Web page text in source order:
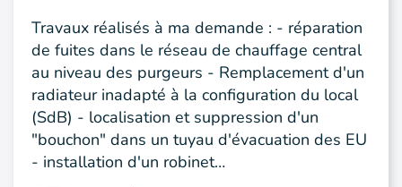
Travaux réalisés à ma demande : - réparation
de fuites dans le réseau de chauffage central
au niveau des purgeurs - Remplacement d'un
radiateur inadapté à la configuration du local
(SdB) - localisation et suppression d'un
"bouchon" dans un tuyau d'évacuation des EU
- installation d'un robinet…